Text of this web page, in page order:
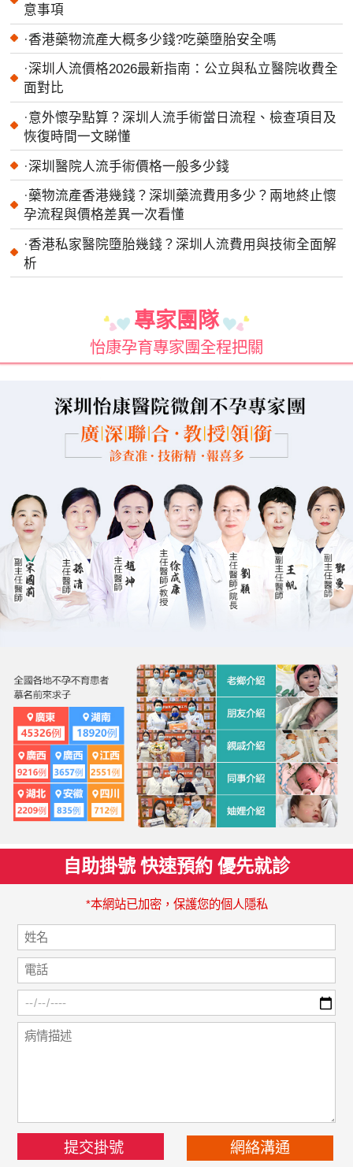
意事項
·香港藥物流產大概多少錢?吃藥墮胎安全嗎
·深圳人流價格2026最新指南：公立與私立醫院收費全
面對比
·意外懷孕點算？深圳人流手術當日流程、檢查項目及
恢復時間一文睇懂
·深圳醫院人流手術價格一般多少錢
·藥物流產香港幾錢？深圳藥流費用多少？兩地終止懷
孕流程與價格差異一次看懂
·香港私家醫院墮胎幾錢？深圳人流費用與技術全面解
析
專家團隊
怡康孕育專家團全程把關
自助掛號 快速預約 優先就診
*本網站已加密，保護您的個人隱私
網絡溝通